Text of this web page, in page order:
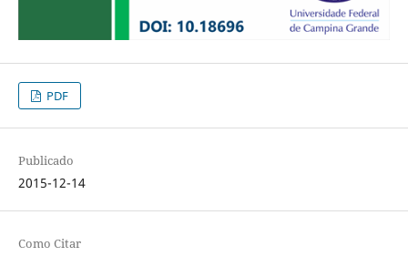
PDF
Publicado
2015-12-14
Como Citar